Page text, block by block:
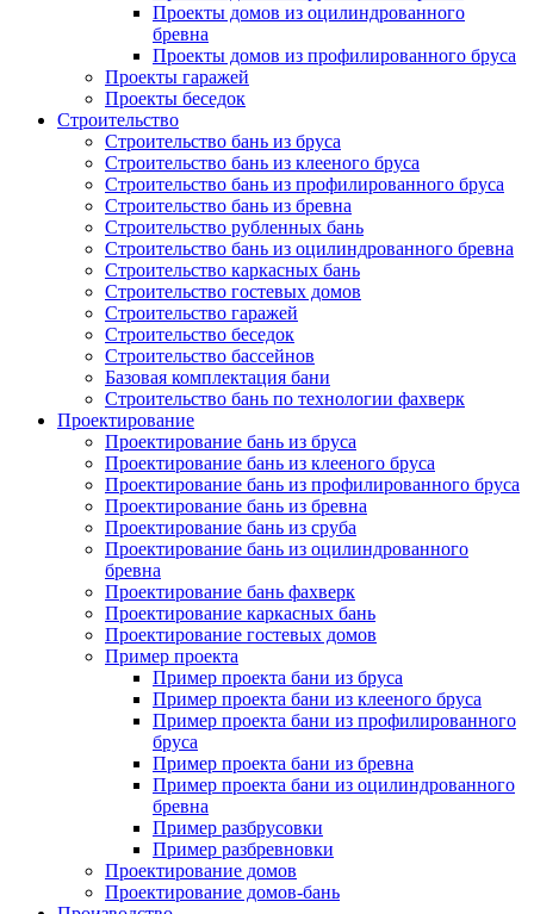
Проекты домов из оцилиндрованного
бревна
Проекты домов из профилированного бруса
Проекты гаражей
Проекты беседок
Строительство
Строительство бань из бруса
Строительство бань из клееного бруса
Строительство бань из профилированного бруса
Строительство бань из бревна
Строительство рубленных бань
Строительство бань из оцилиндрованного бревна
Строительство каркасных бань
Строительство гостевых домов
Строительство гаражей
Строительство беседок
Строительство бассейнов
Базовая комплектация бани
Строительство бань по технологии фахверк
Проектирование
Проектирование бань из бруса
Проектирование бань из клееного бруса
Проектирование бань из профилированного бруса
Проектирование бань из бревна
Проектирование бань из сруба
Проектирование бань из оцилиндрованного
бревна
Проектирование бань фахверк
Проектирование каркасных бань
Проектирование гостевых домов
Пример проекта
Пример проекта бани из бруса
Пример проекта бани из клееного бруса
Пример проекта бани из профилированного
бруса
Пример проекта бани из бревна
Пример проекта бани из оцилиндрованного
бревна
Пример разбрусовки
Пример разбревновки
Проектирование домов
Проектирование домов-бань